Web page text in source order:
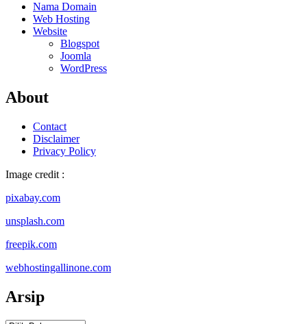
Nama Domain
Web Hosting
Website
Blogspot
Joomla
WordPress
About
Contact
Disclaimer
Privacy Policy
Image credit :
pixabay.com
unsplash.com
freepik.com
webhostingallinone.com
Arsip